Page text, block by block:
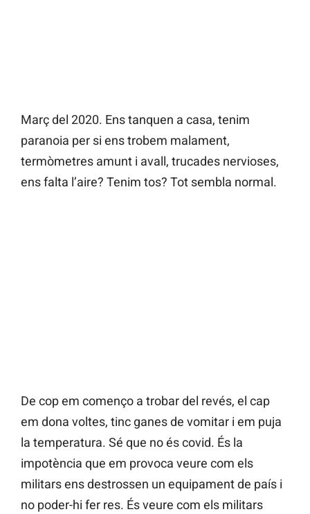
Març del 2020. Ens tanquen a casa, tenim
paranoia per si ens trobem malament,
termòmetres amunt i avall, trucades nervioses,
ens falta l’aire? Tenim tos? Tot sembla normal.
De cop em començo a trobar del revés, el cap
em dona voltes, tinc ganes de vomitar i em puja
la temperatura. Sé que no és covid. És la
impotència que em provoca veure com els
militars ens destrossen un equipament de país i
no poder-hi fer res. És veure com els militars